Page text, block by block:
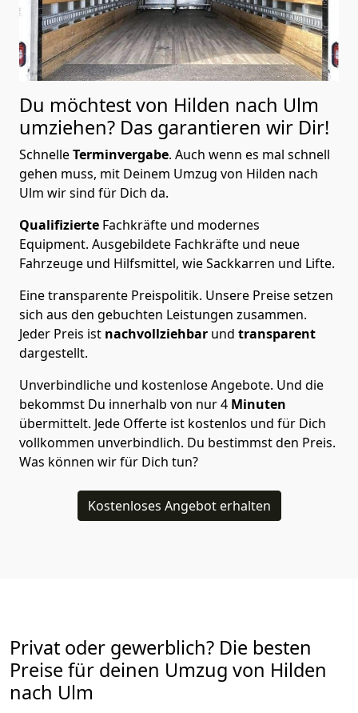
Du möchtest von Hilden nach Ulm
umziehen? Das garantieren wir Dir!
SchnelleTerminvergabe. Auch wenn es mal schnell
gehen muss, mit Deinem Umzug von Hilden nach
Ulm wir sind für Dich da.
Qualifizierte Fachkräfte und modernes
Equipment. Ausgebildete Fachkräfte und neue
Fahrzeuge und Hilfsmittel, wie Sackkarren und Lifte.
Eine transparente Preispolitik. Unsere Preise setzen
sich aus den gebuchten Leistungen zusammen.
Jeder Preis ist nachvollziehbar und transparent
dargestellt.
Unverbindliche und kostenlose Angebote. Und die
bekommst Du innerhalb von nur4 Minuten
übermittelt. Jede Offerte ist kostenlos und für Dich
vollkommen unverbindlich. Du bestimmst den Preis.
Was können wir für Dich tun?
Kostenloses Angebot erhalten
Privat oder gewerblich? Die besten
Preise für deinen Umzug von Hilden
nach Ulm